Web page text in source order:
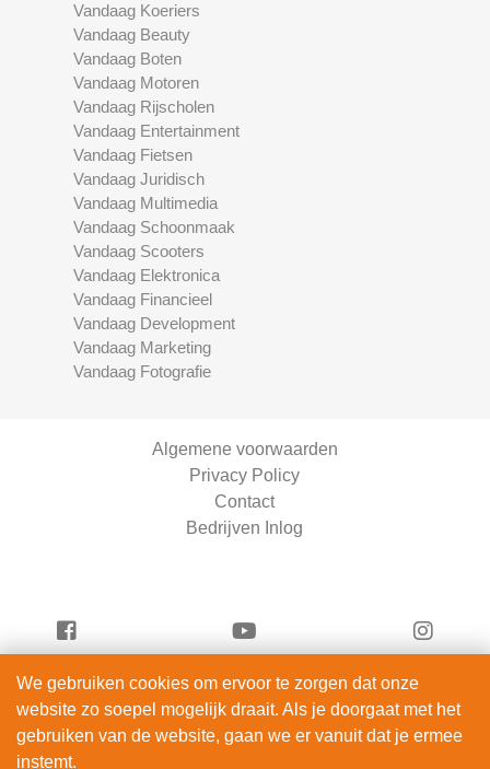
Vandaag Koeriers
Vandaag Beauty
Vandaag Boten
Vandaag Motoren
Vandaag Rijscholen
Vandaag Entertainment
Vandaag Fietsen
Vandaag Juridisch
Vandaag Multimedia
Vandaag Schoonmaak
Vandaag Scooters
Vandaag Elektronica
Vandaag Financieel
Vandaag Development
Vandaag Marketing
Vandaag Fotografie
Algemene voorwaarden
Privacy Policy
Contact
Bedrijven Inlog
Vandaag Entertainment is onderdeel van
ServiceRight B.V. | KVK 90914872
We gebruiken cookies om ervoor te zorgen dat onze
website zo soepel mogelijk draait. Als je doorgaat met het
gebruiken van de website, gaan we er vanuit dat je ermee
instemt.